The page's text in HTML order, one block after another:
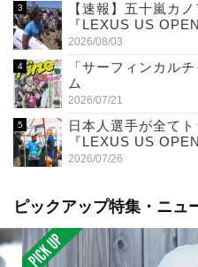
【速報】五十嵐カ
『LEXUS US
2026/08/03
「サーフィンカル
ム
2026/07/21
日本人選手が全て
『LEXUS US
2026/07/26
ピックアップ特集・ニュ